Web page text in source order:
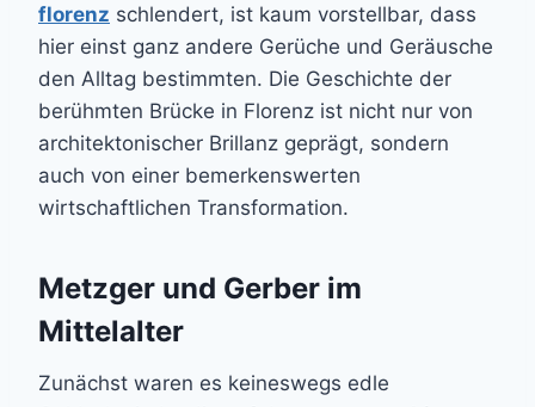
florenz schlendert, ist kaum vorstellbar, dass
hier einst ganz andere Gerüche und Geräusche
den Alltag bestimmten. Die Geschichte der
berühmten Brücke in Florenz ist nicht nur von
architektonischer Brillanz geprägt, sondern
auch von einer bemerkenswerten
wirtschaftlichen Transformation.
Metzger und Gerber im
Mittelalter
Zunächst waren es keineswegs edle